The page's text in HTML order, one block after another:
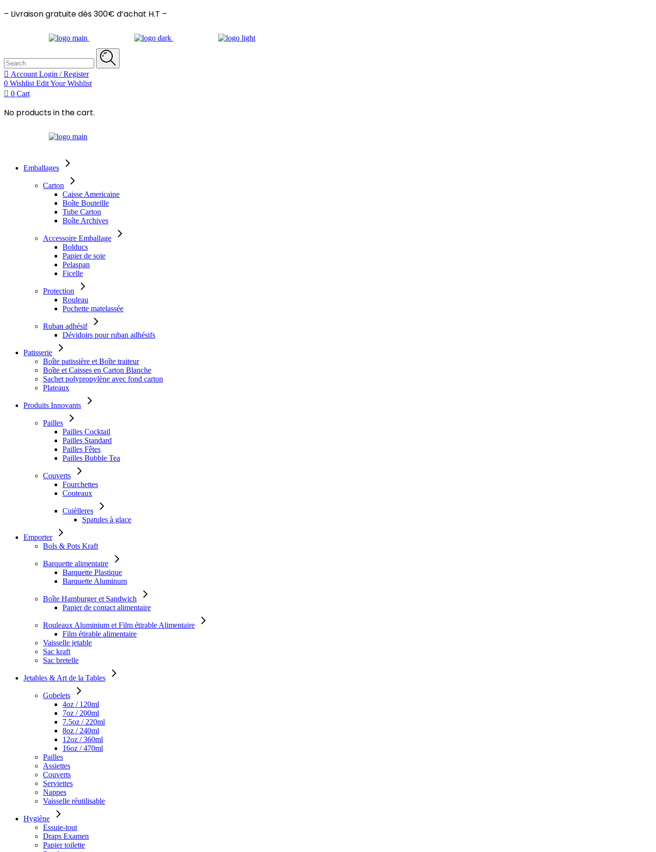
– Livraison gratuite dès 300€ d’achat H.T –
for:
Account Login / Register
0 Wishlist Edit Your Wishlist
0 Cart
No products in the cart.
Emballages
Carton
Caisse Americaine
Boîte Bouteille
Tube Carton
Boîte Archives
Accessoire Emballage
Bolducs
Papier de soie
Pelaspan
Ficelle
Protection
Rouleau
Pochette matelassée
Ruban adhésif
Dévidoirs pour ruban adhésifs
Patisserie
Boîte patissière et Boîte traiteur
Boîte et Caisses en Carton Blanche
Sachet polypropylène avec fond carton
Plateaux
Produits Innovants
Pailles
Pailles Cocktail
Pailles Standard
Pailles Fêtes
Pailles Bubble Tea
Couverts
Fourchettes
Couteaux
Cuièlleres
Spatules à glace
Emporter
Bols & Pots Kraft
Barquette alimentaire
Barquette Plastique
Barquette Aluminum
Boîte Hamburger et Sandwich
Papier de contact alimentaire
Rouleaux Aluminium et Film étirable Alimentaire
Film étirable alimentaire
Vaisselle jetable
Sac kraft
Sac bretelle
Jetables & Art de la Tables
Gobelets
4oz / 120ml
7oz / 200ml
7.5oz / 220ml
8oz / 240ml
12oz / 360ml
16oz / 470ml
Pailles
Assiettes
Couverts
Serviettes
Nappes
Vaisselle réutilisable
Hygiène
Essuie-tout
Draps Examen
Papier toilette